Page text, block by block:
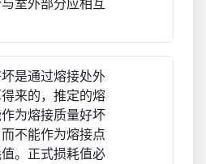
室外部分应相互
是通过熔接处外
来的，推定的熔
为熔接质量好坏
不能作为熔接点
。正式损耗值必